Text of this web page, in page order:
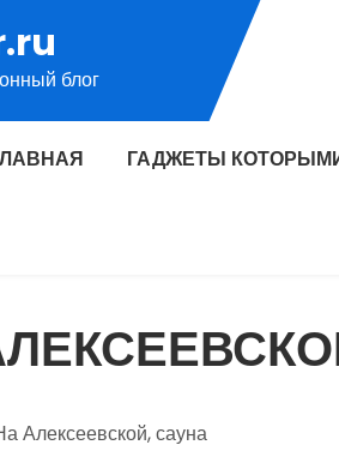
блог
ГАДЖЕТЫ
Алексеевской, сауна